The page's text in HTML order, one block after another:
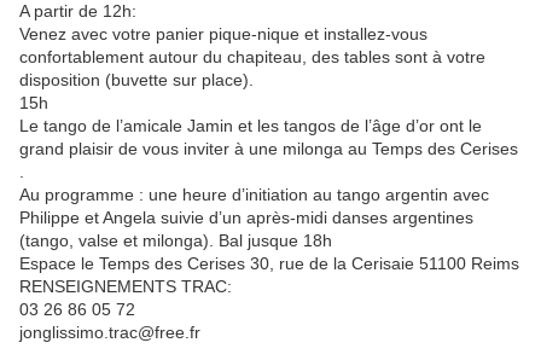
A partir de 12h:
Venez avec votre panier pique-nique et installez-vous
confortablement autour du chapiteau, des tables sont à votre
disposition (buvette sur place).
15h
Le tango de l’amicale Jamin et les tangos de l’âge d’or ont le
grand plaisir de vous inviter à une milonga au Temps des Cerises
Au programme : une heure d’initiation au tango argentin avec
Philippe et Angela suivie d’un après-midi danses argentines
(tango, valse et milonga). Bal jusque 18h
Espace le Temps des Cerises 30, rue de la Cerisaie 51100 Reims
RENSEIGNEMENTS TRAC:
03 26 86 05 72
jonglissimo.trac@free.fr